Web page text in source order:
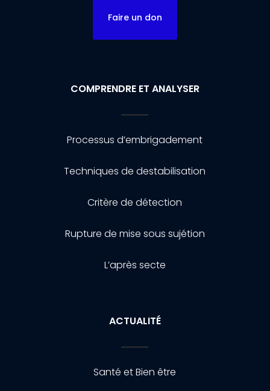
Faire un don
COMPRENDRE ET ANALYSER
Processus d’embrigadement
Techniques de destabilisation
Critère de détection
Rupture de mise sous sujétion
L’après secte
ACTUALITÉ
Santé et Bien être